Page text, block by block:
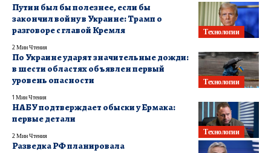
Технологии
Путин был бы полезнее, если бы
закончил войну в Украине: Трамп о
разговоре с главой Кремля
2 Мин Чтения
Технологии
По Украине ударят значительные дожди:
в шести областях объявлен первый
уровень опасности
1 Мин Чтения
Технологии
НАБУ подтверждает обыски у Ермака:
первые детали
2 Мин Чтения
Разведка РФ планировала